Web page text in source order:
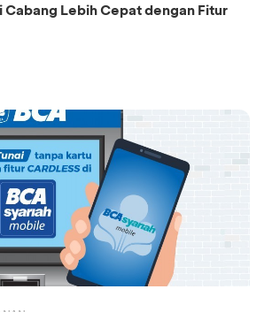
Cabang Lebih Cepat dengan Fitur